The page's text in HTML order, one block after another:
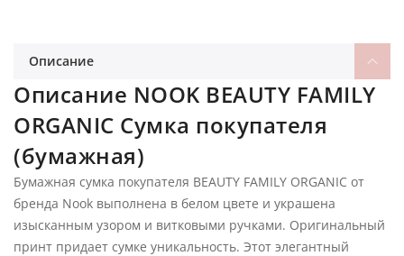
Описание
Описание NOOK BEAUTY FAMILY
ORGANIC Сумка покупателя
(бумажная)
Бумажная сумка покупателя BEAUTY FAMILY ORGANIC от
бренда Nook выполнена в белом цвете и украшена
изысканным узором и витковыми ручками. Оригинальный
принт придает сумке уникальность. Этот элегантный